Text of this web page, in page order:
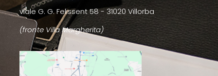
viale G. G. Felissent 58 - 31020 Villorba
(fronte Villa Margherita)